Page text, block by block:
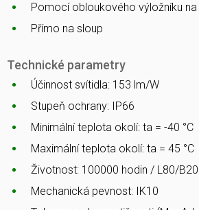
Pomocí obloukového výložníku
Přímo na sloup
Technické parametry
Účinnost svítidla: 153 lm/W
Stupeň ochrany: IP66
Minimální teplota okolí: ta = -40 °C
Maximální teplota okolí: ta = 45 °C
Životnost: 100000 hodin / L80/B20
Mechanická pevnost: IK10